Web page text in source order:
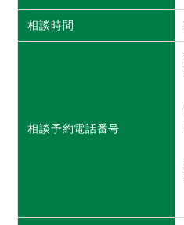
相談時間
相談予約電話番号